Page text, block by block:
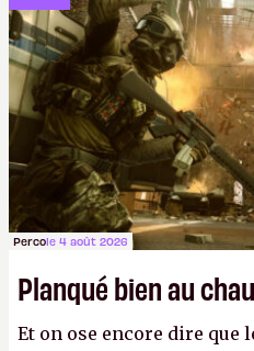
studios et licenciements
FCetBattlefield, puis virer
Percole 4 août 2026
Planqué bien au
Et on ose encore dire que